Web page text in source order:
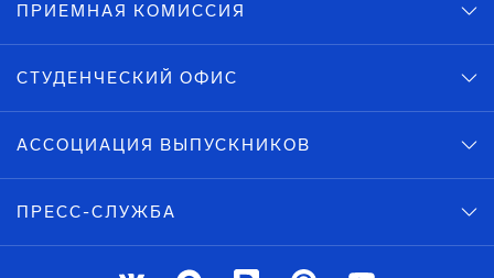
ПРИЕМНАЯ КОМИССИЯ
СТУДЕНЧЕСКИЙ ОФИС
АССОЦИАЦИЯ ВЫПУСКНИКОВ
ПРЕСС-СЛУЖБА